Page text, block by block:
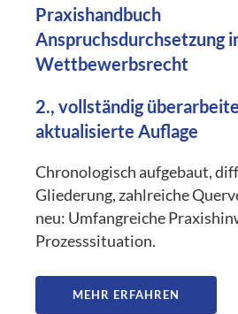
Praxishandbuch
Anspruchsdurchsetzung
Wettbewerbsrecht
2., vollständig
aktualisierte Auflage
Chronologisch aufgebaut,
Gliederung, zahlreiche
neu: Umfangreiche
Prozesssituation.
MEHR ERFAHREN